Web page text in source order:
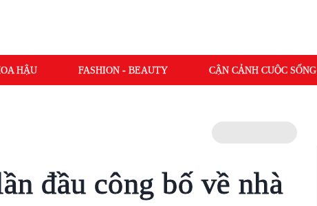
HẬU FASHION - BEAUTY CẬN CẢNH CUỘC SỐNG
đầu công bố về nhà